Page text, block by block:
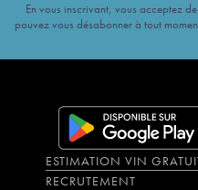
En vous inscrivant, vous acceptez
pouvez vous désabonner à tout
ESTIMATION VIN
RECRUTEMENT